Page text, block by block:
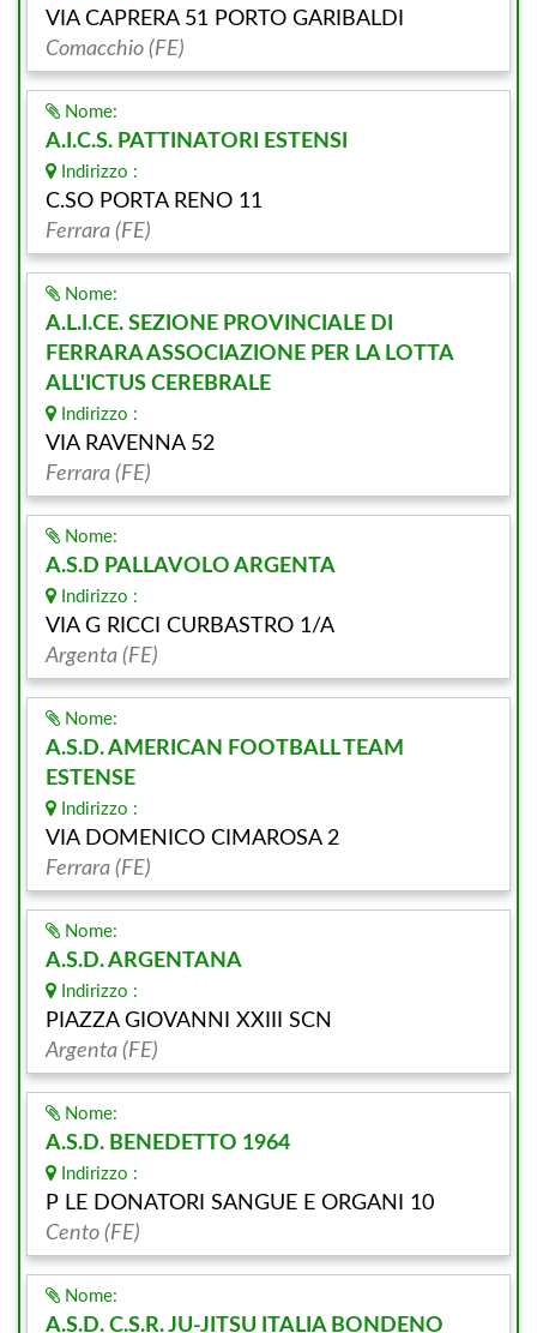
VIA CAPRERA 51 PORTO GARIBALDI
Comacchio (FE)
Nome:
A.I.C.S. PATTINATORI ESTENSI
Indirizzo :
C.SO PORTA RENO 11
Ferrara (FE)
Nome:
A.L.I.CE. SEZIONE PROVINCIALE DI
FERRARA ASSOCIAZIONE PER LA LOTTA
ALL'ICTUS CEREBRALE
Indirizzo :
VIA RAVENNA 52
Ferrara (FE)
Nome:
A.S.D PALLAVOLO ARGENTA
Indirizzo :
VIA G RICCI CURBASTRO 1/A
Argenta (FE)
Nome:
A.S.D. AMERICAN FOOTBALL TEAM
ESTENSE
Indirizzo :
VIA DOMENICO CIMAROSA 2
Ferrara (FE)
Nome:
A.S.D. ARGENTANA
Indirizzo :
PIAZZA GIOVANNI XXIII SCN
Argenta (FE)
Nome:
A.S.D. BENEDETTO 1964
Indirizzo :
P LE DONATORI SANGUE E ORGANI 10
Cento (FE)
Nome:
A.S.D. C.S.R. JU-JITSU ITALIA BONDENO